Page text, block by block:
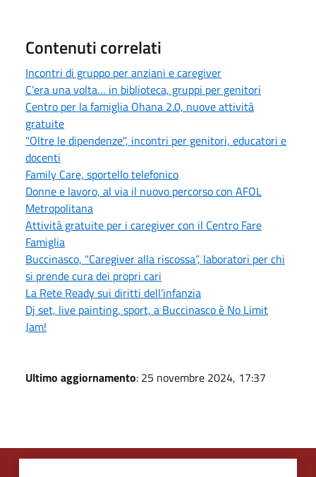
Contenuti correlati
Incontri di gruppo per anziani e caregiver
C’era una volta… in biblioteca, gruppi per genitori
Centro per la famiglia Ohana 2.0, nuove attività
gratuite
"Oltre le dipendenze", incontri per genitori, educatori e
docenti
Family Care, sportello telefonico
Donne e lavoro, al via il nuovo percorso con AFOL
Metropolitana
Attività gratuite per i caregiver con il Centro Fare
Famiglia
Buccinasco, “Caregiver alla riscossa”, laboratori per chi
si prende cura dei propri cari
La Rete Ready sui diritti dell’infanzia
Dj set, live painting, sport, a Buccinasco è No Limit
Jam!
Ultimo aggiornamento: 25 novembre 2024, 17:37